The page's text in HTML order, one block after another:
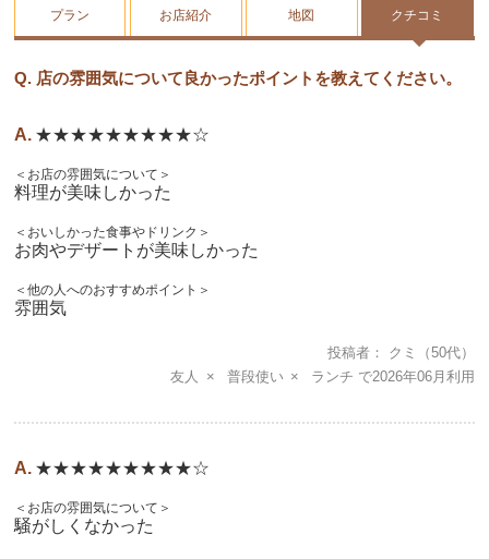
プラン お店紹介 地図 クチコミ
Q. 店の雰囲気について良かったポイントを教えてください。
★★★★★★★★★☆
＜お店の雰囲気について＞
料理が美味しかった
＜おいしかった食事やドリンク＞
お肉やデザートが美味しかった
＜他の人へのおすすめポイント＞
雰囲気
投稿者 クミ
（50代）
友人
普段使い ランチ 2026年06月
★★★★★★★★★☆
＜お店の雰囲気について＞
騒がしくなかった